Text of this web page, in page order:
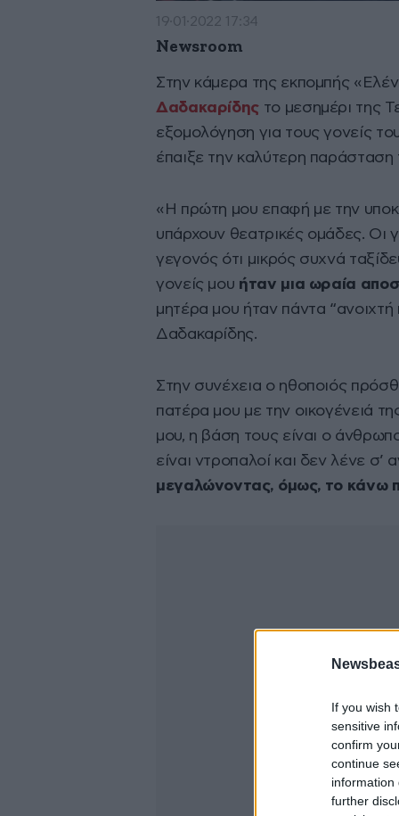
If you wish
sensitive
confirm
continue
information
further
19·01·2022 17:34
Newsroom
Στην κάμερα της εκπομπής
Δαδακαρίδης το μεσημέρι της
εξομολόγηση για τους γονείς
έπαιξε την καλύτερη παράσταση
«Η πρώτη μου επαφή με την
υπάρχουν θεατρικές ομάδες. Οι
γεγονός ότι μικρός συχνά
γονείς μου ήταν μια ωραία
μητέρα μου ήταν πάντα
Δαδακαρίδης.
Στην συνέχεια ο ηθοποιός
πατέρα μου με την οικογένειά
μου, η βάση τους είναι ο
είναι ντροπαλοί και δεν λένε σ’
μεγαλώνοντας, όμως, το κάνω